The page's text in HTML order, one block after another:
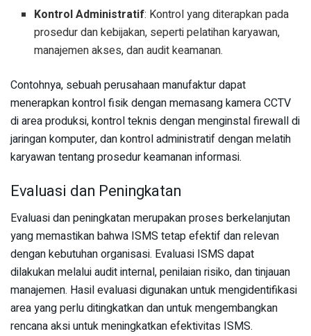
Kontrol Administratif: Kontrol yang diterapkan pada
prosedur dan kebijakan, seperti pelatihan karyawan,
manajemen akses, dan audit keamanan.
Contohnya, sebuah perusahaan manufaktur dapat
menerapkan kontrol fisik dengan memasang kamera CCTV
di area produksi, kontrol teknis dengan menginstal firewall di
jaringan komputer, dan kontrol administratif dengan melatih
karyawan tentang prosedur keamanan informasi.
Evaluasi dan Peningkatan
Evaluasi dan peningkatan merupakan proses berkelanjutan
yang memastikan bahwa ISMS tetap efektif dan relevan
dengan kebutuhan organisasi. Evaluasi ISMS dapat
dilakukan melalui audit internal, penilaian risiko, dan tinjauan
manajemen. Hasil evaluasi digunakan untuk mengidentifikasi
area yang perlu ditingkatkan dan untuk mengembangkan
rencana aksi untuk meningkatkan efektivitas ISMS.